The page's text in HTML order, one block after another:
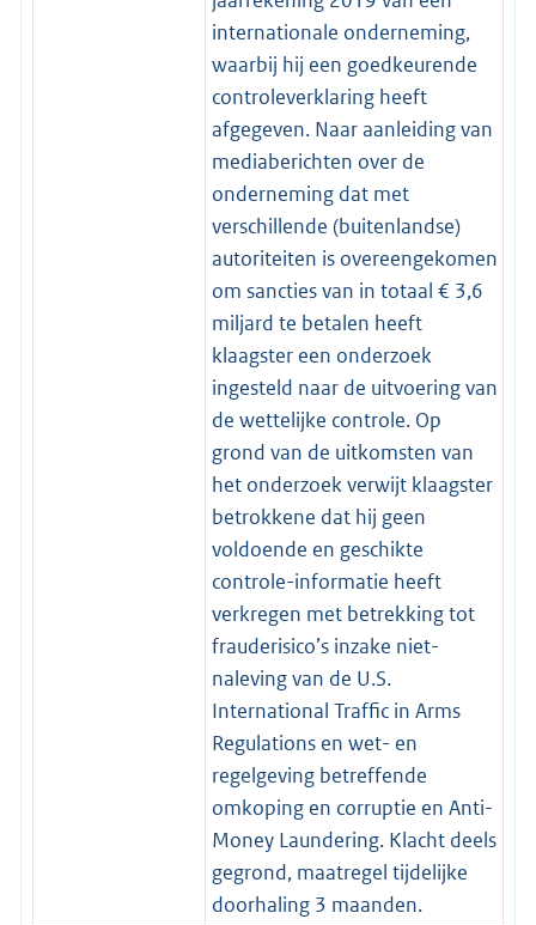
internationale onderneming,
waarbij hij een goedkeurende
controleverklaring heeft
afgegeven. Naar aanleiding van
mediaberichten over de
onderneming dat met
verschillende (buitenlandse)
autoriteiten is overeengekomen
om sancties van in totaal € 3,6
miljard te betalen heeft
klaagster een onderzoek
ingesteld naar de uitvoering van
de wettelijke controle. Op
grond van de uitkomsten van
het onderzoek verwijt klaagster
betrokkene dat hij geen
voldoende en geschikte
controle-informatie heeft
verkregen met betrekking tot
frauderisico’s inzake niet-
naleving van de U.S.
International Traffic in Arms
Regulations en wet- en
regelgeving betreffende
omkoping en corruptie en Anti-
Money Laundering. Klacht deels
gegrond, maatregel tijdelijke
doorhaling 3 maanden.